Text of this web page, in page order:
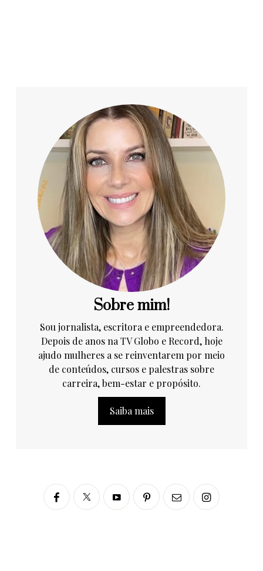
Sobre mim!
Sou jornalista, escritora e empreendedora.
Depois de anos na TV Globo e Record, hoje
ajudo mulheres a se reinventarem por meio
de conteúdos, cursos e palestras sobre
carreira, bem-estar e propósito.
Saiba mais